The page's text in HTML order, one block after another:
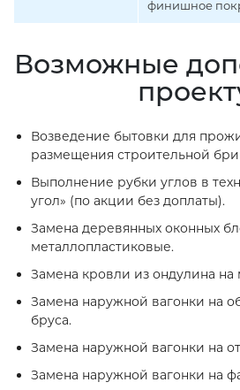
финишное
Возможные
Возведение бытовки для
размещения строительной
Выполнение рубки углов в
угол» (по акции без доплаты).
Замена деревянных оконных
металлопластиковые.
Замена кровли из ондулина на
Замена наружной вагонки на
бруса.
Замена наружной вагонки на
Замена наружной вагонки на